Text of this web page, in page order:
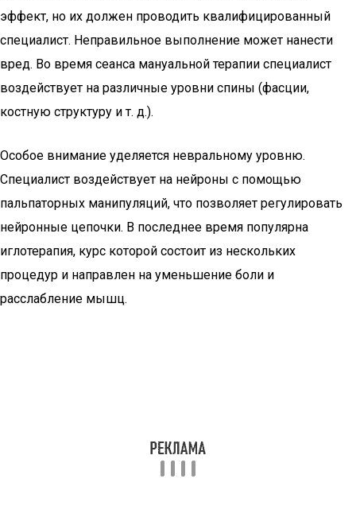
эффект, но их должен проводить квалифицированный
специалист. Неправильное выполнение может нанести
вред. Во время сеанса мануальной терапии специалист
воздействует на различные уровни спины (фасции,
костную структуру и т. д.).
Особое внимание уделяется невральному уровню.
Специалист воздействует на нейроны с помощью
пальпаторных манипуляций, что позволяет регулировать
нейронные цепочки. В последнее время популярна
иглотерапия, курс которой состоит из нескольких
процедур и направлен на уменьшение боли и
расслабление мышц.